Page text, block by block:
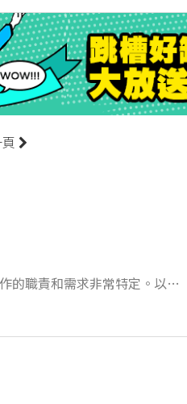
6.比線還細的心 歡迎您
1、學習器材的使用方式 2、學
高到1％當年終獎金。 4. 凡正
如夫妻都在本公司的話，則夫
的職責和需求非常特定。以下
影機、GPS追蹤器）來追蹤對
對象的通話記錄、網絡使用行
律訴訟。 法庭證據提交： 在